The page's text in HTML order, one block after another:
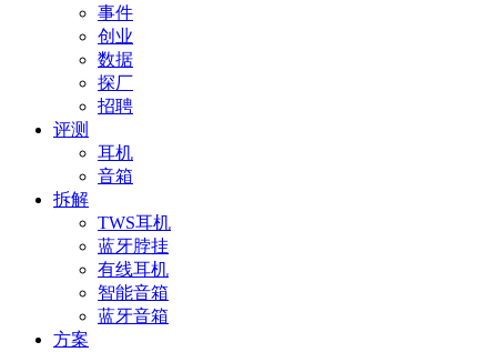
事件
创业
数据
探厂
招聘
评测
耳机
音箱
拆解
TWS耳机
蓝牙脖挂
有线耳机
智能音箱
蓝牙音箱
方案